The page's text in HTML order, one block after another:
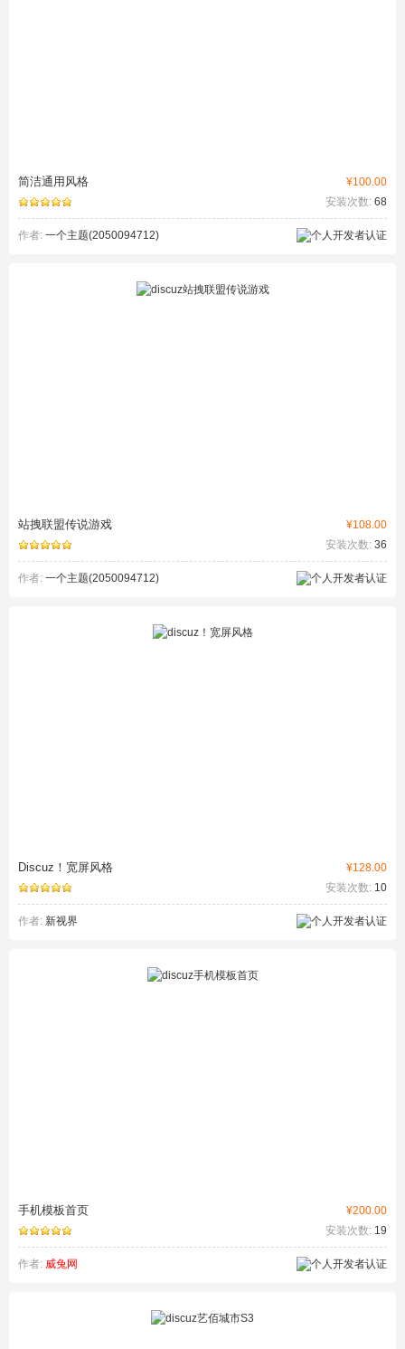
¥100.00
简洁通用风格
安装次数: 68
作者: 一个主题(2050094712)
¥108.00
站拽联盟传说游戏
安装次数: 36
作者: 一个主题(2050094712)
¥128.00
Discuz！宽屏风格
安装次数: 10
作者: 新视界
¥200.00
手机模板首页
安装次数: 19
作者: 威兔网